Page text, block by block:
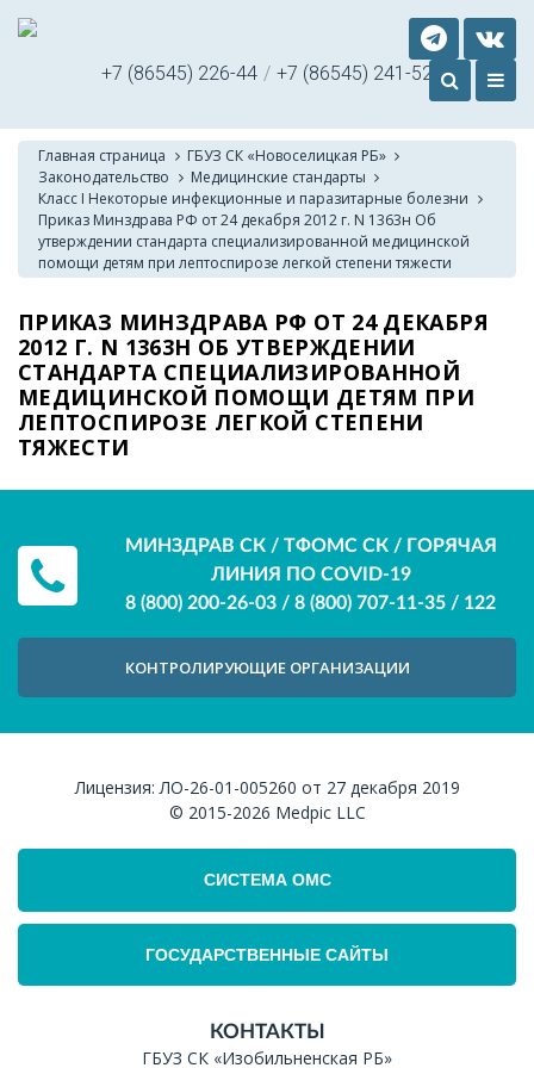
+7 (86545) 226-44 / +7 (86545) 241-52
Главная страница
ГБУЗ СК «Новоселицкая РБ»
Законодательство
Медицинские стандарты
Класс I Некоторые инфекционные и паразитарные болезни
Приказ Минздрава РФ от 24 декабря 2012 г. N 1363н Об
утверждении стандарта специализированной медицинской
помощи детям при лептоспирозе легкой степени тяжести
ПРИКАЗ МИНЗДРАВА РФ ОТ 24 ДЕКАБРЯ
2012 Г. N 1363Н ОБ УТВЕРЖДЕНИИ
СТАНДАРТА СПЕЦИАЛИЗИРОВАННОЙ
МЕДИЦИНСКОЙ ПОМОЩИ ДЕТЯМ ПРИ
ЛЕПТОСПИРОЗЕ ЛЕГКОЙ СТЕПЕНИ
ТЯЖЕСТИ
МИНЗДРАВ СК / ТФОМС СК / ГОРЯЧАЯ
ЛИНИЯ ПО COVID-19
8 (800) 200-26-03 / 8 (800) 707-11-35 / 122
КОНТРОЛИРУЮЩИЕ ОРГАНИЗАЦИИ
Лицензия:ЛО-26-01-005260 от 27 декабря 2019
© 2015-2026 Medpic LLC
СИСТЕМА ОМС
ГОСУДАРСТВЕННЫЕ САЙТЫ
КОНТАКТЫ
ГБУЗ СК «Изобильненская РБ»